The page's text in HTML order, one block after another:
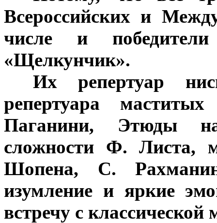
Всероссийских и
числе и победители
«Щелкунчик».
Их репертуар
репертуара
Паганини, Этюды
сложности Ф.
Шопена, С.
изумление и яркие
встречу с классической